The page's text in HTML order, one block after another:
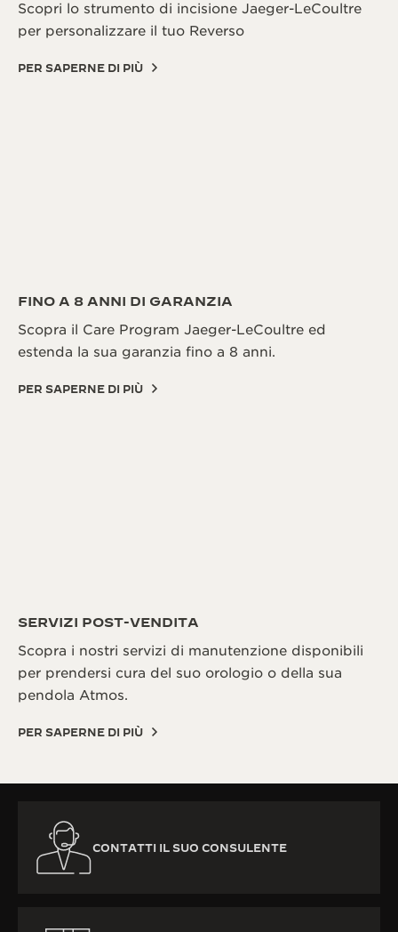
Scopri lo strumento di incisione Jaeger-LeCoultre
per personalizzare il tuo Reverso
PER SAPERNE DI PIÙ
FINO A 8 ANNI DI GARANZIA
Scopra il Care Program Jaeger-LeCoultre ed
estenda la sua garanzia fino a 8 anni.
PER SAPERNE DI PIÙ
SERVIZI POST-VENDITA
Scopra i nostri servizi di manutenzione disponibili
per prendersi cura del suo orologio o della sua
pendola Atmos.
PER SAPERNE DI PIÙ
CONTATTI IL SUO CONSULENTE